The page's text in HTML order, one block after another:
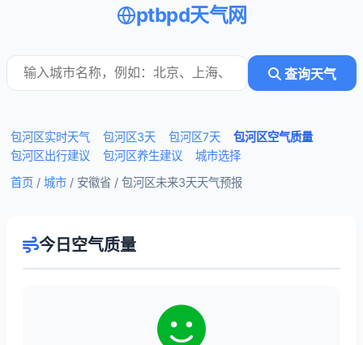
ptbpd天气网
查询天气
包河区实时天气 包河区3天 包河区7天
包河区空气质量
包河区出行建议
包河区养生建议
城市选择
首页 / 城市 / 安徽省 / 包河区未来3天天气预报
今日空气质量